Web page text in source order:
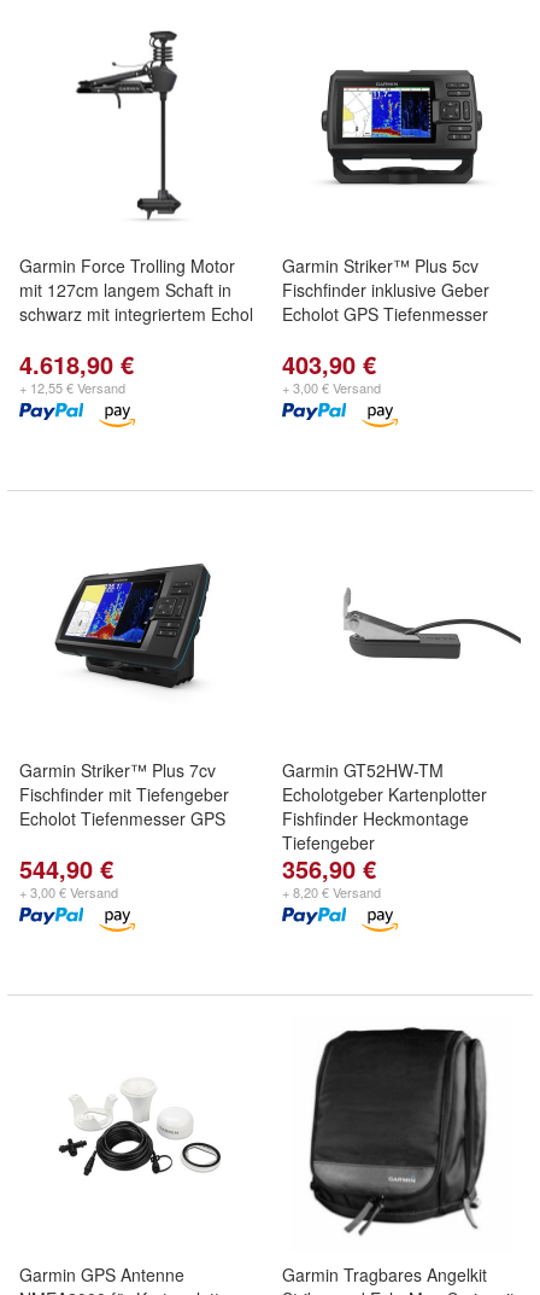
Garmin Force Trolling Motor
mit 127cm langem Schaft in
schwarz mit integriertem Echol
4.618,90 €
+ 12,55 € Versand
Garmin Striker™ Plus 5cv
Fischfinder inklusive Geber
Echolot GPS Tiefenmesser
403,90 €
+ 3,00 € Versand
Garmin Striker™ Plus 7cv
Fischfinder mit Tiefengeber
Echolot Tiefenmesser GPS
544,90 €
+ 3,00 € Versand
Garmin GT52HW-TM
Echolotgeber Kartenplotter
Fishfinder Heckmontage
Tiefengeber
356,90 €
+ 8,20 € Versand
Garmin GPS Antenne
Garmin Tragbares Angelkit